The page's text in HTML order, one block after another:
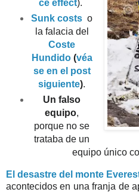
ce effect).
Sunk costs o
la falacia del
Coste
Hundido(véa
se en el post
siguiente).
Un falso
equipo,
porque no se
trataba de un
equipo único
El desastre del monte
acontecidos en una franja de